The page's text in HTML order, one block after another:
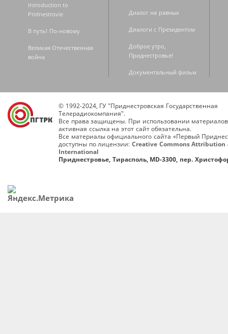
Introduction to
Pridnestrovie
В путь! По-новому
Великая Отечественная
война
Диалог на равных
Диалоги с Президентом
Доброе утро,
Приднестровье!
Документальный фильм
© 1992-2024, ГУ "Приднестровская Государственная
Телерадиокомпания".
Все права защищены. При использовании
активная ссылка на этот сайт обязательна.
Все материалы официального сайта «Первый
доступны по лицензии: Creative Commons Attribution
International
Приднестровье, Тирасполь, MD-3300, пер.